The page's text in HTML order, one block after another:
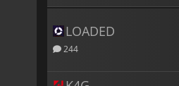
LOADED
244